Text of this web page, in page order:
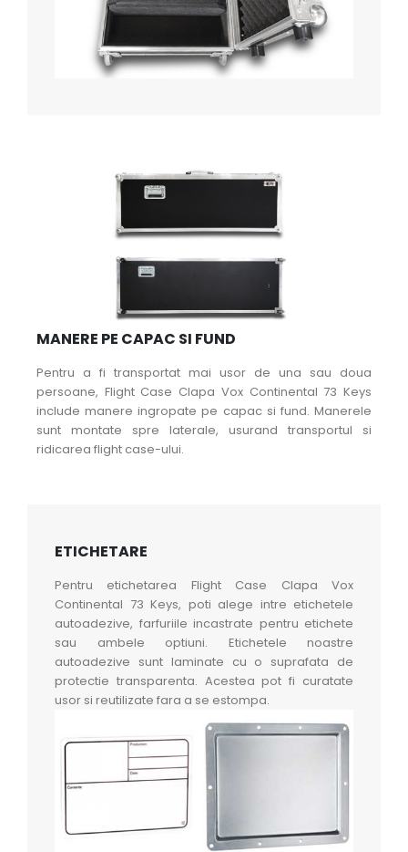
MANERE PE CAPAC SI FUND
Pentru a fi transportat mai usor de una sau doua
persoane, Flight Case Clapa Vox Continental 73 Keys
include manere ingropate pe capac si fund. Manerele
sunt montate spre laterale, usurand transportul si
ridicarea flight case-ului.
ETICHETARE
Pentru etichetarea Flight Case Clapa Vox
Continental 73 Keys, poti alege intre etichetele
autoadezive, farfuriile incastrate pentru etichete
sau ambele optiuni. Etichetele noastre
autoadezive sunt laminate cu o suprafata de
protectie transparenta. Acestea pot fi curatate
usor si reutilizate fara a se estompa.